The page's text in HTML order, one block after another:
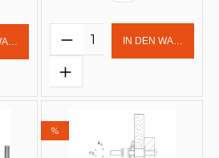
Gib den
Produkt Anzahl:
IN DEN
%